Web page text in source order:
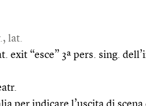
lat.
exit “esce” 3ª pers. sing.